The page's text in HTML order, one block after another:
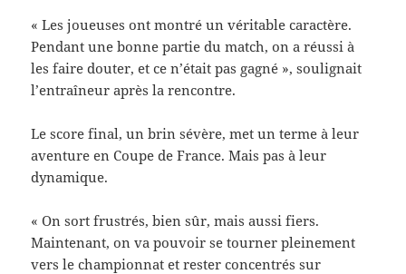
« Les joueuses ont montré un véritable caractère.
Pendant une bonne partie du match, on a réussi à
les faire douter, et ce n’était pas gagné », soulignait
l’entraîneur après la rencontre.
Le score final, un brin sévère, met un terme à leur
aventure en Coupe de France. Mais pas à leur
dynamique.
« On sort frustrés, bien sûr, mais aussi fiers.
Maintenant, on va pouvoir se tourner pleinement
vers le championnat et rester concentrés sur